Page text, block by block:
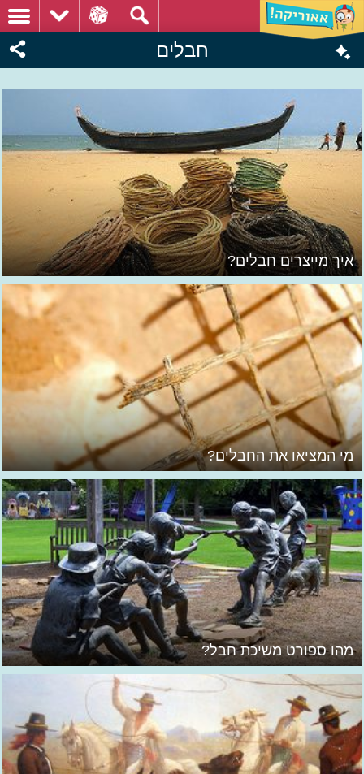
חבלים
איך מייצרים חבלים?
מי המציאו את החבלים?
מהו ספורט משיכת חבל?